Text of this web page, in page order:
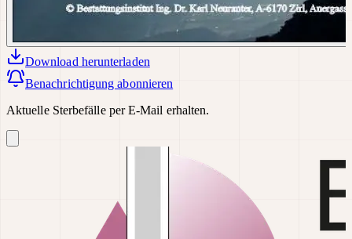
Download herunterladen
Benachrichtigung abonnieren
Aktuelle Sterbefälle per E-Mail erhalten.